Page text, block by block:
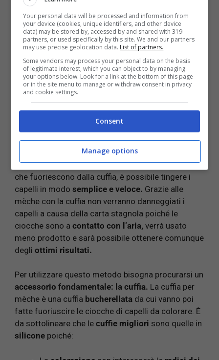
minimo ildanneggiamentoa carico del cuoio
capelluto. Questa tecnica offre un’ottima
d’ esecuzione, poiché essendo mirata alle ciocche
che fuoriescono dalla cuffia, è possibile tingere i
capelli in modo semplice e veloce. Grazie alle
mèche con la cuffia non verranno danneggiati i
capelli a causa della carta stagnola poiché le
ciocche sono a contatto con l’aria, verrà usato
meno prodotto e sarà possibile ottenere comunque
degli ottimi risultati.
Per utilizzare questo metodo bisogna procurarsi un
accessorio fondamentale: la cuffia. La cuffia per
mèche è una cuffia bucherellata da cui vanno poi
fatte fuoriuscire le ciocche di capelli da colorare. È
da sottolineare che le cuffie migliori sono quelle in
silicone poiché:
Your personal data will be processed and information from
your device (cookies, unique identifiers, and other device
data) may be stored by, accessed by and shared with 319
partners, or used specifically by this site. We and our partners
may use precise geolocation data. List of partners.
Some vendors may process your personal data on the basis
of legitimate interest, which you can object to by managing
your options below. Look for a link at the bottom of this page
or in the site menu to manage or withdraw consent in privacy
and cookie settings.
Consent
Manage options